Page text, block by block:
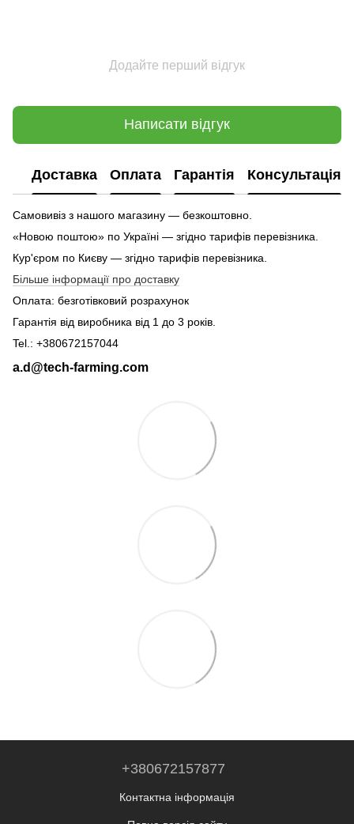
Додайте перший відгук
Написати відгук
Доставка Оплата Гарантія Консультація
Самовивіз з нашого магазину — безкоштовно.
«Новою поштою» по Україні — згідно тарифів перевізника.
Кур'єром по Києву — згідно тарифів перевізника.
Більше інформації про доставку
Оплата: безготівковий розрахунок
Гарантія від виробника від 1 до 3 років.
Tel.: +380672157044
a.d@tech-farming.com
+380672157877
Контактна інформація